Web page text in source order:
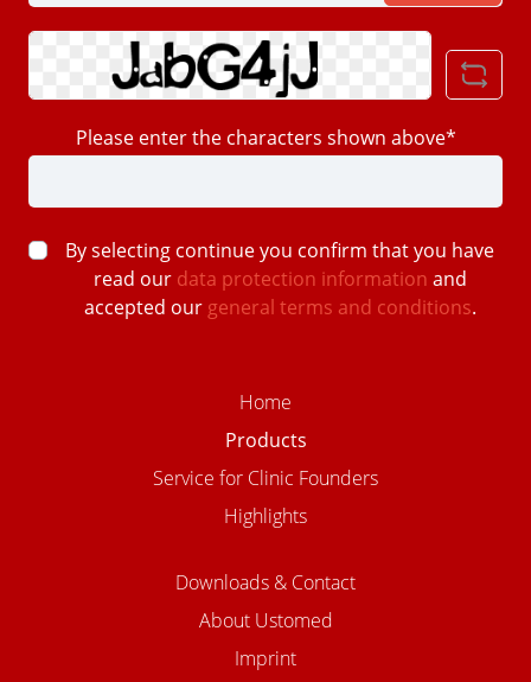
Please enter the characters shown above*
By selecting continue you confirm that you have
read our data protection information and
accepted our general terms and conditions.
Home
Products
Service for Clinic Founders
Highlights
Downloads & Contact
About Ustomed
Imprint